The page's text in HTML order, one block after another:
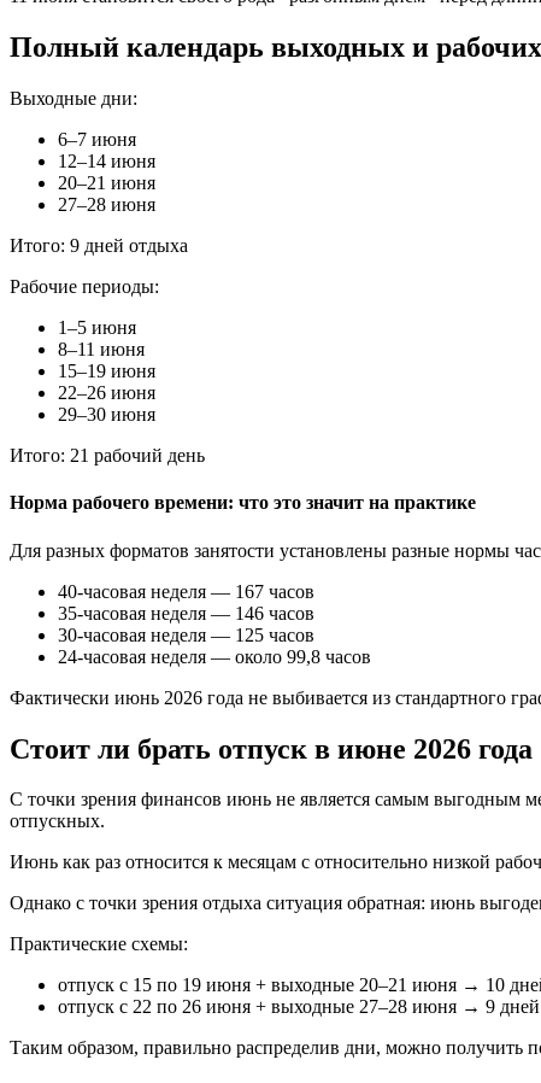
Полный календарь выходных и
Выходные дни:
6–7 июня
12–14 июня
20–21 июня
27–28 июня
Итого: 9 дней отдыха
Рабочие периоды:
1–5 июня
8–11 июня
15–19 июня
22–26 июня
29–30 июня
Итого: 21 рабочий день
Норма рабочего времени: что это значит на практике
Для разных форматов занятости установлены разные нормы
40-часовая неделя — 167 часов
35-часовая неделя — 146 часов
30-часовая неделя — 125 часов
24-часовая неделя — около 99,8 часов
Фактически июнь 2026 года не выбивается из стандартного
Стоит ли брать отпуск в июне 2026 года
С точки зрения финансов июнь не является самым выгодным
отпускных.
Июнь как раз относится к месяцам с относительно низкой
Однако с точки зрения отдыха ситуация обратная: июнь
Практические схемы:
отпуск с 15 по 19 июня + выходные 20–21 июня → 10
отпуск с 22 по 26 июня + выходные 27–28 июня → 9
Таким образом, правильно распределив дни, можно